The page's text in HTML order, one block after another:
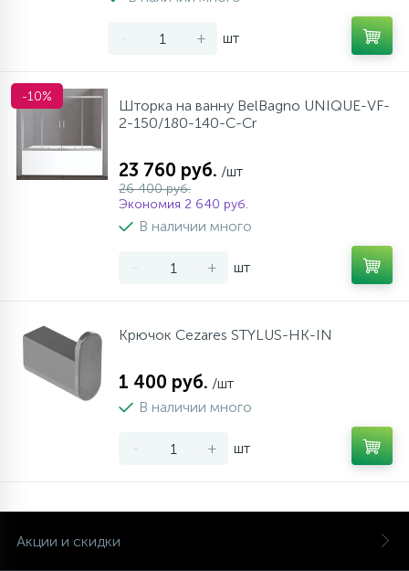
- + шт
-10%
Шторка на ванну BelBagno UNIQUE-VF-
2-150/180-140-C-Cr
23 760 руб. /шт
26 400 руб.
Экономия 2 640 руб.
В наличии много
- + шт
Крючок Cezares STYLUS-HK-IN
1 400 руб. /шт
В наличии много
- + шт
Акции и скидки